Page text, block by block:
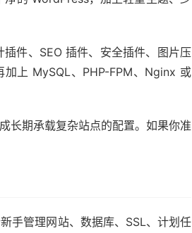
件、SEO 插件、安全插件、图片压
上 MySQL、PHP-FPM、Nginx 或
长期承载复杂站点的配置。如果你准
手管理网站、数据库、SSL、计划任